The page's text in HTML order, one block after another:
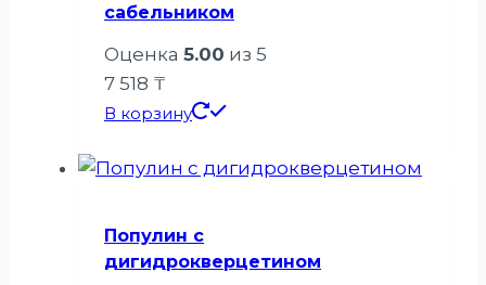
сабельником
Оценка 5.00 из 5
7 518 ₸
В корзину
Популин с
дигидрокверцетином